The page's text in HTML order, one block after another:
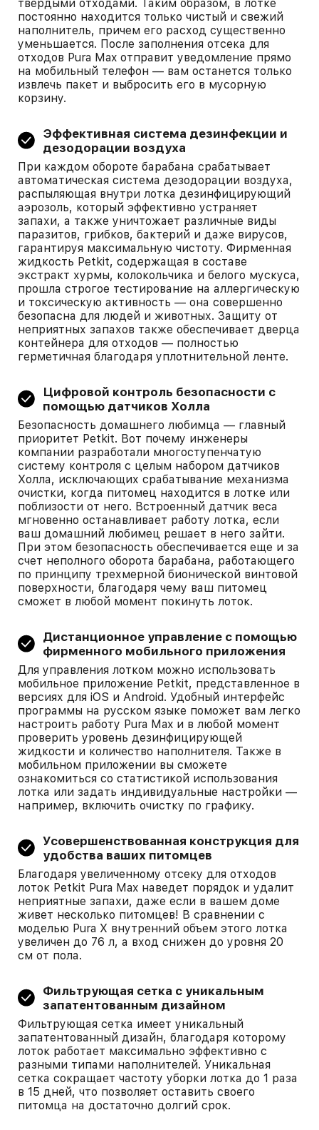
твердыми отходами. Таким образом, в лотке
постоянно находится только чистый и свежий
наполнитель, причем его расход существенно
уменьшается. После заполнения отсека для
отходов Pura Max отправит уведомление прямо
на мобильный телефон — вам останется только
извлечь пакет и выбросить его в мусорную
корзину.
Эффективная система дезинфекции и
дезодорации воздуха
При каждом обороте барабана срабатывает
автоматическая система дезодорации воздуха,
распыляющая внутри лотка дезинфицирующий
аэрозоль, который эффективно устраняет
запахи, а также уничтожает различные виды
паразитов, грибков, бактерий и даже вирусов,
гарантируя максимальную чистоту. Фирменная
жидкость Petkit, содержащая в составе
экстракт хурмы, колокольчика и белого мускуса,
прошла строгое тестирование на аллергическую
и токсическую активность — она совершенно
безопасна для людей и животных. Защиту от
неприятных запахов также обеспечивает дверца
контейнера для отходов — полностью
герметичная благодаря уплотнительной ленте.
Цифровой контроль безопасности с
помощью датчиков Холла
Безопасность домашнего любимца — главный
приоритет Petkit. Вот почему инженеры
компании разработали многоступенчатую
систему контроля с целым набором датчиков
Холла, исключающих срабатывание механизма
очистки, когда питомец находится в лотке или
поблизости от него. Встроенный датчик веса
мгновенно останавливает работу лотка, если
ваш домашний любимец решает в него зайти.
При этом безопасность обеспечивается еще и за
счет неполного оборота барабана, работающего
по принципу трехмерной бионической винтовой
поверхности, благодаря чему ваш питомец
сможет в любой момент покинуть лоток.
Дистанционное управление с помощью
фирменного мобильного приложения
Для управления лотком можно использовать
мобильное приложение Petkit, представленное в
версиях для iOS и Android. Удобный интерфейс
программы на русском языке поможет вам легко
настроить работу Pura Max и в любой момент
проверить уровень дезинфицирующей
жидкости и количество наполнителя. Также в
мобильном приложении вы сможете
ознакомиться со статистикой использования
лотка или задать индивидуальные настройки —
например, включить очистку по графику.
Усовершенствованная конструкция для
удобства ваших питомцев
Благодаря увеличенному отсеку для отходов
лоток Petkit Pura Max наведет порядок и удалит
неприятные запахи, даже если в вашем доме
живет несколько питомцев! В сравнении с
моделью Pura X внутренний объем этого лотка
увеличен до 76 л, а вход снижен до уровня 20
см от пола.
Фильтрующая сетка с уникальным
запатентованным дизайном
Фильтрующая сетка имеет уникальный
запатентованный дизайн, благодаря которому
лоток работает максимально эффективно с
разными типами наполнителей. Уникальная
сетка сокращает частоту уборки лотка до 1 раза
в 15 дней, что позволяет оставить своего
питомца на достаточно долгий срок.